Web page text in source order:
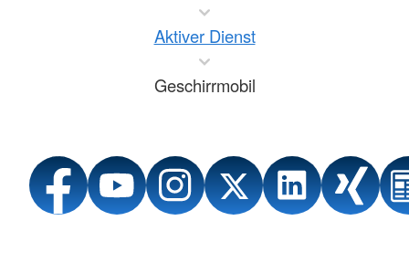
Aktiver Dienst
Geschirrmobil